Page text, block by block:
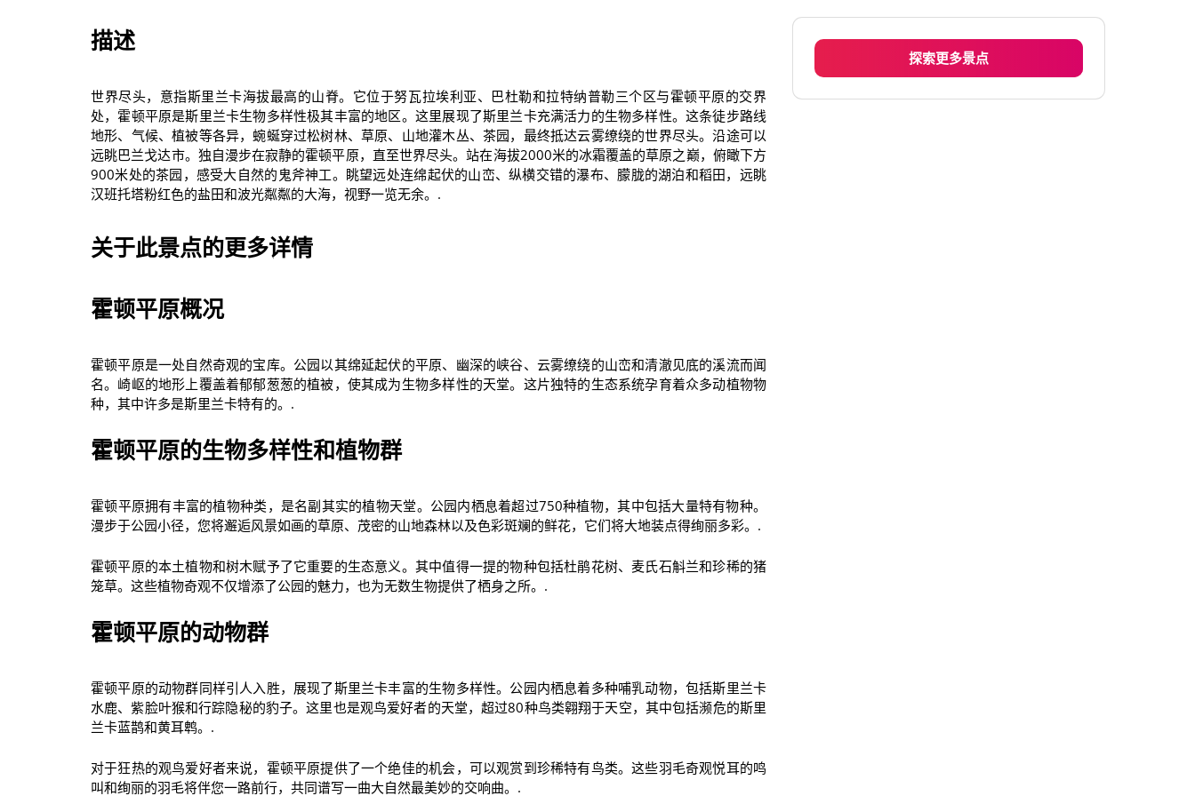
描述
世界尽头，意指斯里兰卡海拔最高的山脊。它位于努瓦拉埃利亚、巴杜勒和拉特纳普勒三个区与霍顿平原的交界
处，霍顿平原是斯里兰卡生物多样性极其丰富的地区。这里展现了斯里兰卡充满活力的生物多样性。这条徒步路线
地形、气候、植被等各异，蜿蜒穿过松树林、草原、山地灌木丛、茶园，最终抵达云雾缭绕的世界尽头。沿途可以
远眺巴兰戈达市。独自漫步在寂静的霍顿平原，直至世界尽头。站在海拔2000米的冰霜覆盖的草原之巅，俯瞰下方
900米处的茶园，感受大自然的鬼斧神工。眺望远处连绵起伏的山峦、纵横交错的瀑布、朦胧的湖泊和稻田，远眺
汉班托塔粉红色的盐田和波光粼粼的大海，视野一览无余。.
关于此景点的更多详情
霍顿平原概况
霍顿平原是一处自然奇观的宝库。公园以其绵延起伏的平原、幽深的峡谷、云雾缭绕的山峦和清澈见底的溪流而闻
名。崎岖的地形上覆盖着郁郁葱葱的植被，使其成为生物多样性的天堂。这片独特的生态系统孕育着众多动植物物
种，其中许多是斯里兰卡特有的。.
霍顿平原的生物多样性和植物群
霍顿平原拥有丰富的植物种类，是名副其实的植物天堂。公园内栖息着超过750种植物，其中包括大量特有物种。
漫步于公园小径，您将邂逅风景如画的草原、茂密的山地森林以及色彩斑斓的鲜花，它们将大地装点得绚丽多彩。.
霍顿平原的本土植物和树木赋予了它重要的生态意义。其中值得一提的物种包括杜鹃花树、麦氏石斛兰和珍稀的猪
笼草。这些植物奇观不仅增添了公园的魅力，也为无数生物提供了栖身之所。.
霍顿平原的动物群
霍顿平原的动物群同样引人入胜，展现了斯里兰卡丰富的生物多样性。公园内栖息着多种哺乳动物，包括斯里兰卡
水鹿、紫脸叶猴和行踪隐秘的豹子。这里也是观鸟爱好者的天堂，超过80种鸟类翱翔于天空，其中包括濒危的斯里
兰卡蓝鹊和黄耳鹎。.
对于狂热的观鸟爱好者来说，霍顿平原提供了一个绝佳的机会，可以观赏到珍稀特有鸟类。这些羽毛奇观悦耳的鸣
叫和绚丽的羽毛将伴您一路前行，共同谱写一曲大自然最美妙的交响曲。.
周二
上午6:00 - 下午6:00
周三
上午6:00 - 下午6:00
周四
上午6:00 - 下午6:00
探索更多景点